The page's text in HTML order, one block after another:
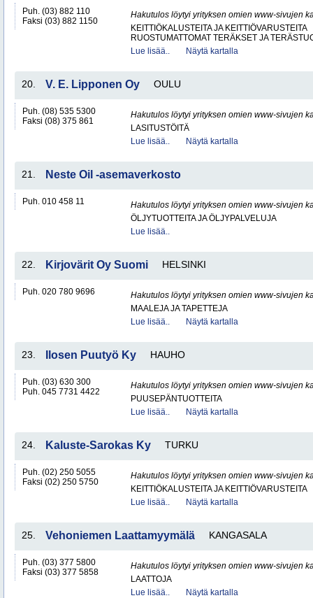
Puh. (03) 882 110
Faksi (03) 882 1150
Hakutulos löytyi yrityksen omien www-sivujen
KEITTIÖKALUSTEITA JA KEITTIÖVARUSTEITA
RUOSTUMATTOMAT TERÄKSET JA
Lue lisää..
Näytä kartalla
20. V. E. Lipponen Oy OULU
Puh. (08) 535 5300
Faksi (08) 375 861
Hakutulos löytyi yrityksen omien www-sivujen
LASITUSTÖITÄ
Lue lisää..
Näytä kartalla
21. Neste Oil -asemaverkosto
Puh. 010 458 11
Hakutulos löytyi yrityksen omien www-sivujen
ÖLJYTUOTTEITA JA ÖLJYPALVELUJA
Lue lisää..
22. Kirjovärit Oy Suomi HELSINKI
Puh. 020 780 9696
Hakutulos löytyi yrityksen omien www-sivujen
MAALEJA JA TAPETTEJA
Lue lisää..
Näytä kartalla
23. Ilosen Puutyö Ky HAUHO
Puh. (03) 630 300
Puh. 045 7731 4422
Hakutulos löytyi yrityksen omien www-sivujen
PUUSEPÄNTUOTTEITA
Lue lisää..
Näytä kartalla
24. Kaluste-Sarokas Ky TURKU
Puh. (02) 250 5055
Faksi (02) 250 5750
Hakutulos löytyi yrityksen omien www-sivujen
KEITTIÖKALUSTEITA JA KEITTIÖVARUSTEITA
Lue lisää..
Näytä kartalla
25. Vehoniemen Laattamyymälä KANGASALA
Puh. (03) 377 5800
Faksi (03) 377 5858
Hakutulos löytyi yrityksen omien www-sivujen
LAATTOJA
Lue lisää..
Näytä kartalla